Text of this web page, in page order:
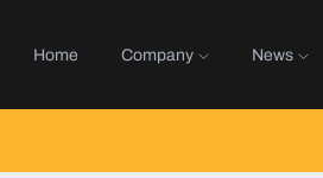
Home Company News